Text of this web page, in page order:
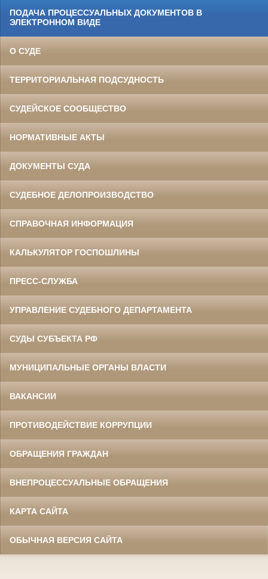
ПОДАЧА ПРОЦЕССУАЛЬНЫХ ДОКУМЕНТОВ В
ЭЛЕКТРОННОМ ВИДЕ
О СУДЕ
ТЕРРИТОРИАЛЬНАЯ ПОДСУДНОСТЬ
СУДЕЙСКОЕ СООБЩЕСТВО
НОРМАТИВНЫЕ АКТЫ
ДОКУМЕНТЫ СУДА
СУДЕБНОЕ ДЕЛОПРОИЗВОДСТВО
СПРАВОЧНАЯ ИНФОРМАЦИЯ
КАЛЬКУЛЯТОР ГОСПОШЛИНЫ
ПРЕСС-СЛУЖБА
УПРАВЛЕНИЕ СУДЕБНОГО ДЕПАРТАМЕНТА
СУДЫ СУБЪЕКТА РФ
МУНИЦИПАЛЬНЫЕ ОРГАНЫ ВЛАСТИ
ВАКАНСИИ
ПРОТИВОДЕЙСТВИЕ КОРРУПЦИИ
ОБРАЩЕНИЯ ГРАЖДАН
ВНЕПРОЦЕССУАЛЬНЫЕ ОБРАЩЕНИЯ
КАРТА САЙТА
ОБЫЧНАЯ ВЕРСИЯ САЙТА